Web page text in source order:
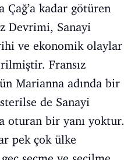
kadar götüren
Devrimi, Sanayi
ve ekonomik olaylar
Fransız
Marianna adında bir
de Sanayi
oturan bir yanı yoktur.
pek çok ülke